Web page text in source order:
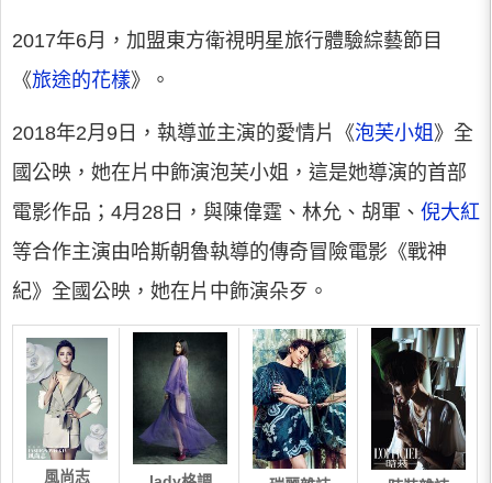
2017年6月，加盟東方衛視明星旅行體驗綜藝節目
《旅途的花樣》。
2018年2月9日，執導並主演的愛情片《泡芙小姐 》全
國公映，她在片中飾演泡芙小姐，這是她導演的首部
電影作品；4月28日，與陳偉霆、林允、胡軍、 倪大紅
等合作主演由哈斯朝魯執導的傳奇冒險電影《戰神
紀》全國公映，她在片中飾演朵歹。
風尚志